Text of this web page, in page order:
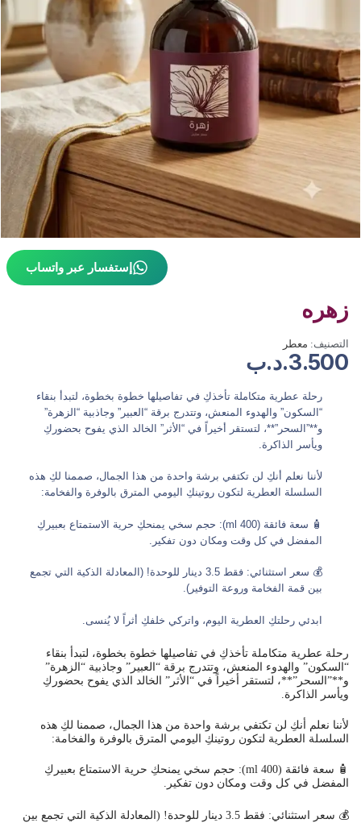
زهره
التصنيف: معطر
3.500.د.ب
رحلة عطرية متكاملة تأخذكِ في تفاصيلها خطوة بخطوة، لتبدأ بنقاء
“السكون” والهدوء المنعش، وتتدرج برقة “العبير” وجاذبية “الزهرة”
و**”السحر”**، لتستقر أخيراً في “الأثر” الخالد الذي يفوح بحضوركِ
ويأسر الذاكرة.
لأننا نعلم أنكِ لن تكتفي برشة واحدة من هذا الجمال، صممنا لكِ هذه
السلسلة العطرية لتكون روتينكِ اليومي المترق بالوفرة والفخامة:
🧴 سعة فائقة (400 ml): حجم سخي يمنحكِ حرية الاستمتاع بعبيركِ
المفضل في كل وقت ومكان دون تفكير.
💰 سعر استثنائي: فقط 3.5 دينار للوحدة! (المعادلة الذكية التي تجمع
بين قمة الفخامة وروعة التوفير).
ابدئي رحلتكِ العطرية اليوم، واتركي خلفكِ أثراً لا يُنسى.
رحلة عطرية متكاملة تأخذكِ في تفاصيلها خطوة بخطوة، لتبدأ بنقاء
“السكون” والهدوء المنعش، وتتدرج برقة “العبير” وجاذبية “الزهرة”
و**”السحر”**، لتستقر أخيراً في “الأثر” الخالد الذي يفوح بحضوركِ
ويأسر الذاكرة.
لأننا نعلم أنكِ لن تكتفي برشة واحدة من هذا الجمال، صممنا لكِ هذه
السلسلة العطرية لتكون روتينكِ اليومي المترق بالوفرة والفخامة:
🧴 سعة فائقة (400 ml): حجم سخي يمنحكِ حرية الاستمتاع بعبيركِ
المفضل في كل وقت ومكان دون تفكير.
💰 سعر استثنائي: فقط 3.5 دينار للوحدة! (المعادلة الذكية التي تجمع بين
إستفسار عبر واتساب